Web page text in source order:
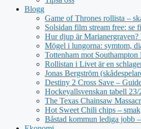
Blogg
Game of Thrones rollista –
Solsidan film stream free: se
Hur djup är
Mögel i lungorna: symtom,
Tottenham mot
Rollistan i Livet är en
Jonas Bergström
Destiny 2 Cross Save –
Hockeyallsvenskan tabell
The Texas Chainsaw
Hot Sweet Chili chips –
Båstad kommun lediga jobb